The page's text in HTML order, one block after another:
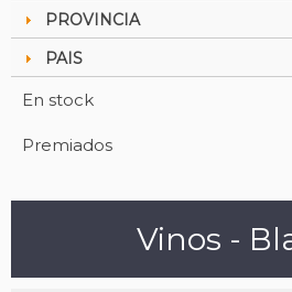
PROVINCIA
PAIS
En stock
Premiados
Vinos -